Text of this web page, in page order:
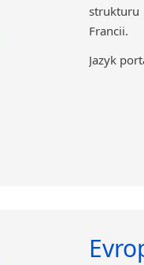
strukturu
Francii.
Jazyk